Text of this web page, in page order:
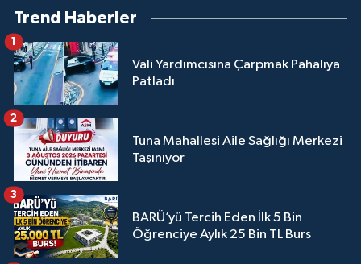
Trend Haberler
Vali Yardımcısına Çarpmak Pahalıya
Patladı
1
Tuna Mahallesi Aile Sağlığı Merkezi
Taşınıyor
2
BARÜ’yü Tercih Eden İlk 5 Bin
Öğrenciye Aylık 25 Bin TL Burs
3